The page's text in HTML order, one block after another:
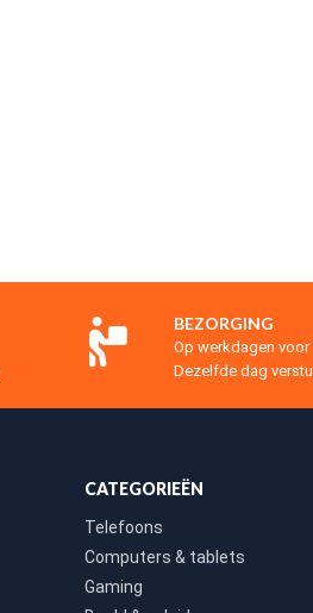
BEZORGING
Op werkdagen
Dezelfde dag
CATEGORIEËN
Telefoons
Computers & tablets
Gaming